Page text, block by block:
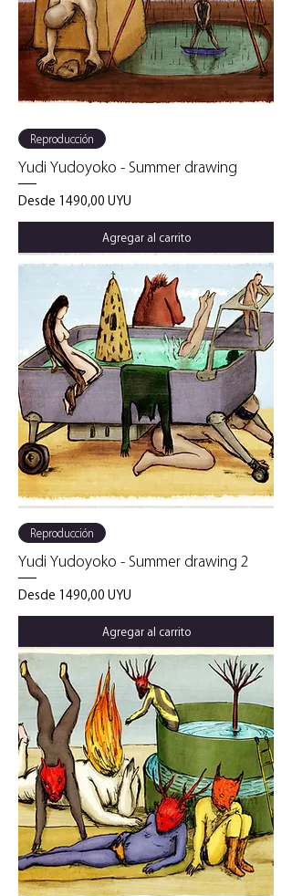
Reproducción
Yudi Yudoyoko - Summer drawing
Desde 1490,00 UYU
Precio de oferta
Agregar al carrito
Reproducción
Yudi Yudoyoko - Summer drawing 2
Desde 1490,00 UYU
Precio de oferta
Agregar al carrito